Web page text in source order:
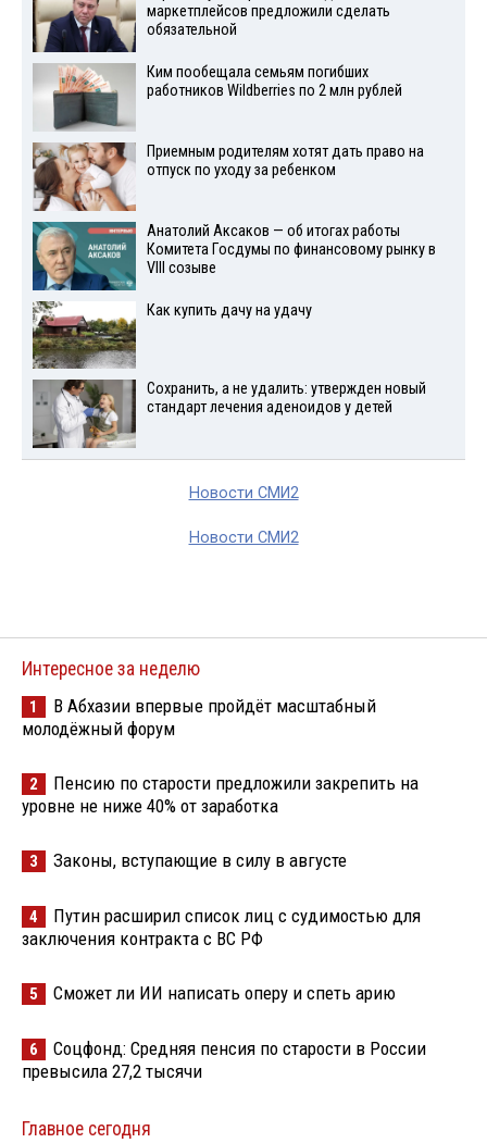
маркетплейсов предложили сделать
обязательной
Ким пообещала семьям погибших
работников Wildberries по 2 млн рублей
Приемным родителям хотят дать право на
отпуск по уходу за ребенком
Анатолий Аксаков — об итогах работы
Комитета Госдумы по финансовому рынку в
VIII созыве
Как купить дачу на удачу
Сохранить, а не удалить: утвержден новый
стандарт лечения аденоидов у детей
Новости СМИ2
Новости СМИ2
Интересное за неделю
1
В Абхазии впервые пройдёт масштабный
молодёжный форум
2
Пенсию по старости предложили закрепить на
уровне не ниже 40% от заработка
3 Законы, вступающие в силу в августе
4
Путин расширил список лиц с судимостью для
заключения контракта с ВС РФ
5 Сможет ли ИИ написать оперу и спеть арию
6
Соцфонд: Средняя пенсия по старости в России
превысила 27,2 тысячи
Главное сегодня